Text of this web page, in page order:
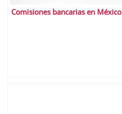
Comisiones bancarias en México